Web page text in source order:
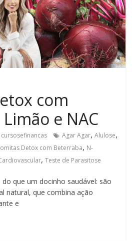
com
e NAC
cursosefinancas Agar Agar,Alulose,
Detox com Beterraba, N-
,Teste de Parasitose
que um docinho saudável: são
natural, que combina ação
e